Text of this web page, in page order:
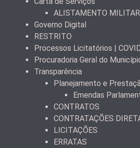
ALISTAMENTO MILITAR
Governo Digital
RESTRITO
Processos Licitatórios |
Procuradoria Geral do
Transparência
Planejamento e
Emendas
CONTRATOS
CONTRATAÇÕES
LICITAÇÕES
ERRATAS